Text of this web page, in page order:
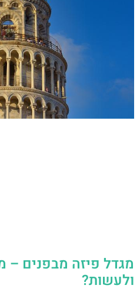
מגדל פיזה מבפנים –
ולעשות?